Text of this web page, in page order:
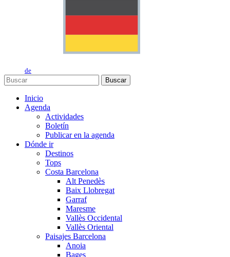
de
Buscar
Inicio
Agenda
Actividades
Boletín
Publicar en la agenda
Dónde ir
Destinos
Tops
Costa Barcelona
Alt Penedès
Baix Llobregat
Garraf
Maresme
Vallès Occidental
Vallès Oriental
Paisajes Barcelona
Anoia
Bages